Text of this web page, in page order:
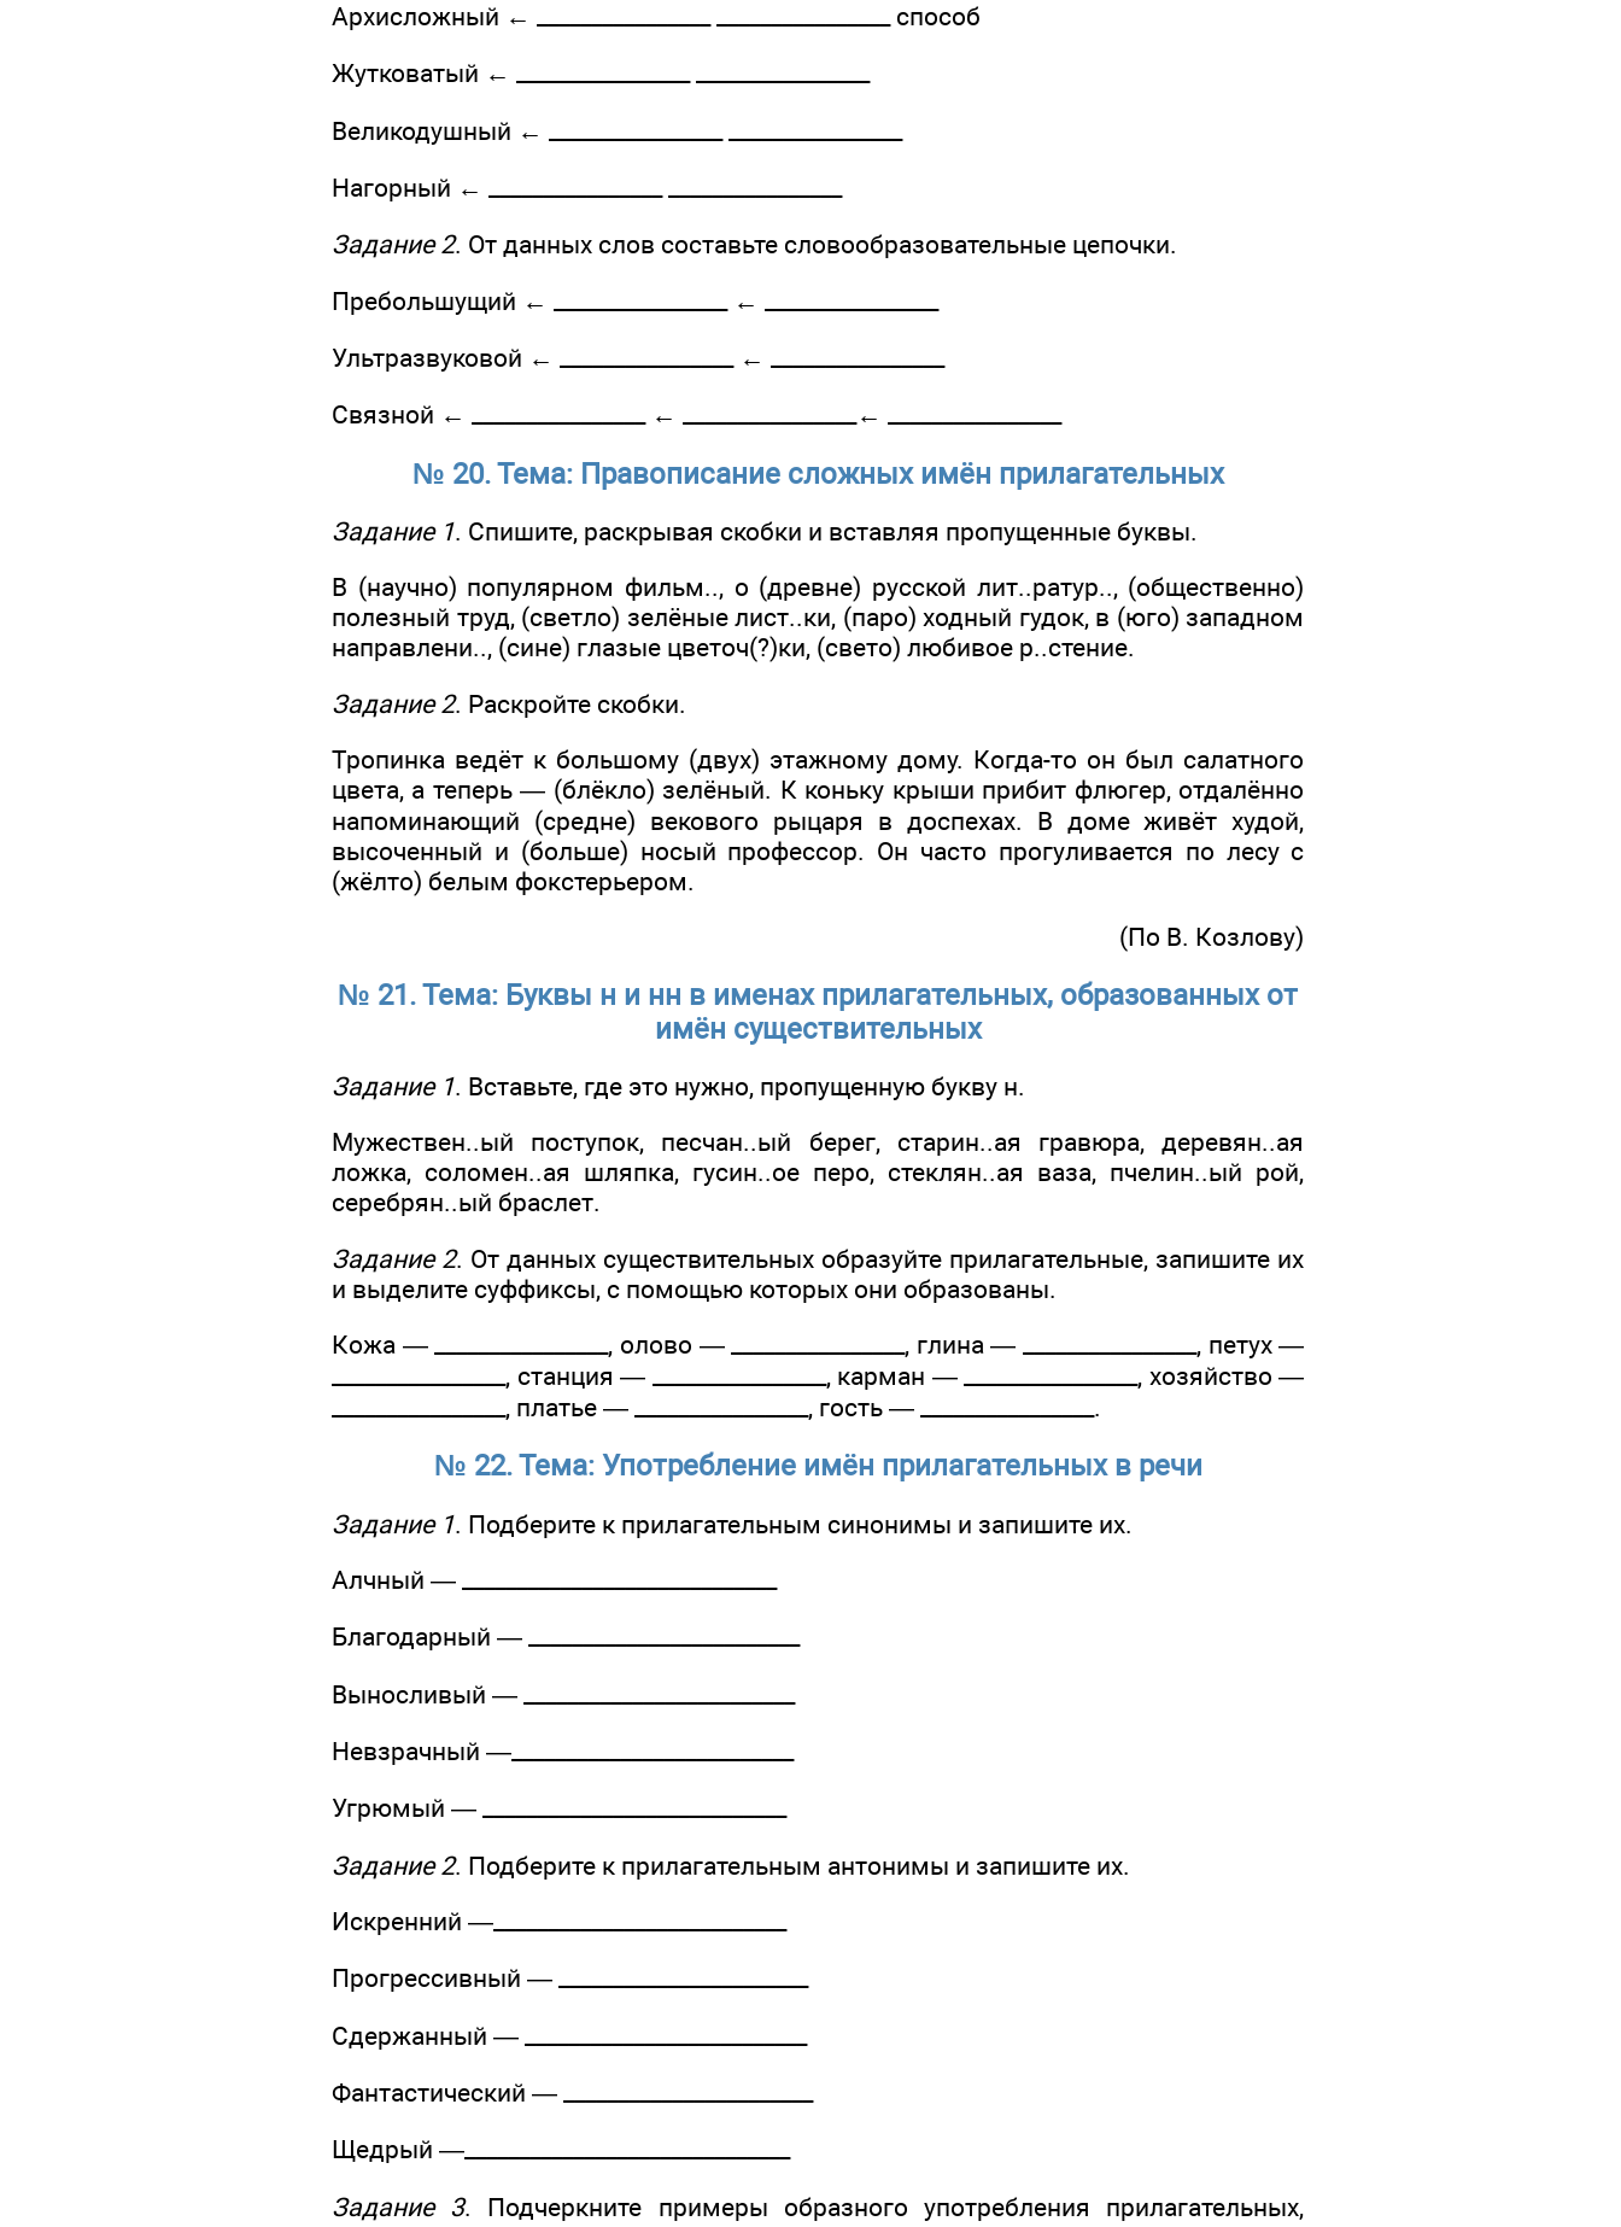
Архисложный ← ________________ ________________ способ
Жутковатый ← ________________ ________________
Великодушный ← ________________ ________________
Нагорный ← ________________ ________________
Задание 2. От данных слов составьте словообразовательные цепочки.
Пребольшущий ← ________________ ← ________________
Ультразвуковой ← ________________ ← ________________
Связной ← ________________ ← ________________← ________________
№ 20. Тема: Правописание сложных имён прилагательных
Задание 1. Спишите, раскрывая скобки и вставляя пропущенные буквы.
В (научно) популярном фильм.., о (древне) русской лит..ратур.., (общественно)
полезный труд, (светло) зелёные лист..ки, (паро) ходный гудок, в (юго) западном
направлени.., (сине) глазые цветоч(?)ки, (свето) любивое р..стение.
Задание 2. Раскройте скобки.
Тропинка ведёт к большому (двух) этажному дому. Когда-то он был салатного
цвета, а теперь — (блёкло) зелёный. К коньку крыши прибит флюгер, отдалённо
напоминающий (средне) векового рыцаря в доспехах. В доме живёт худой,
высоченный и (больше) носый профессор. Он часто прогуливается по лесу с
(жёлто) белым фокстерьером.
(По В. Козлову)
№ 21. Тема: Буквы н и нн в именах прилагательных, образованных от
имён существительных
Задание 1. Вставьте, где это нужно, пропущенную букву н.
Мужествен..ый поступок, песчан..ый берег, старин..ая гравюра, деревян..ая
ложка, соломен..ая шляпка, гусин..ое перо, стеклян..ая ваза, пчелин..ый рой,
серебрян..ый браслет.
Задание 2. От данных существительных образуйте прилагательные, запишите их
и выделите суффиксы, с помощью которых они образованы.
Кожа — ________________, олово — ________________, глина — ________________, петух —
________________, станция — ________________, карман — ________________, хозяйство —
________________, платье — ________________, гость — ________________.
№ 22. Тема: Употребление имён прилагательных в речи
Задание 1. Подберите к прилагательным синонимы и запишите их.
Алчный — ______________­_______________
Благодарный — _________________________
Выносливый — _________________________
Невзрачный —__________________________
Угрюмый — ____________________________
Задание 2. Подберите к прилагательным антонимы и запишите их.
Искренний —___________________________
Прогрессивный — _______________________
Сдержанный — __________________________
Фантастический — _______________________
Щедрый —______________­________________
Задание 3. Подчеркните примеры образного употребления прилагательных,